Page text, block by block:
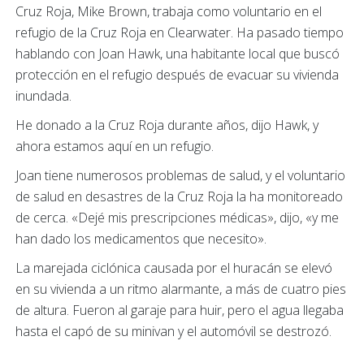
Cruz Roja, Mike Brown, trabaja como voluntario en el
refugio de la Cruz Roja en Clearwater. Ha pasado tiempo
hablando con Joan Hawk, una habitante local que buscó
protección en el refugio después de evacuar su vivienda
inundada.
He donado a la Cruz Roja durante años, dijo Hawk, y
ahora estamos aquí en un refugio.
Joan tiene numerosos problemas de salud, y el voluntario
de salud en desastres de la Cruz Roja la ha monitoreado
de cerca. «Dejé mis prescripciones médicas», dijo, «y me
han dado los medicamentos que necesito».
La marejada ciclónica causada por el huracán se elevó
en su vivienda a un ritmo alarmante, a más de cuatro pies
de altura. Fueron al garaje para huir, pero el agua llegaba
hasta el capó de su minivan y el automóvil se destrozó.